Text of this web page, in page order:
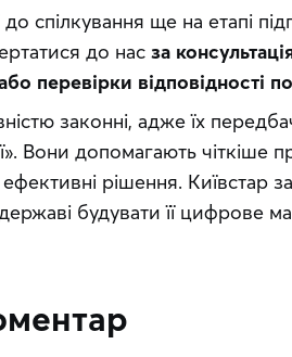
спілкування ще на етапі
до нас за
перевірки відповідності
законні, адже їх
Вони допомагають чіткіше
рішення. Київстар
будувати її цифрове